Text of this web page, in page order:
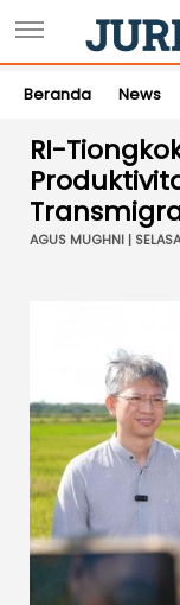
Beranda News
RI-
AGUS MUGHNI |